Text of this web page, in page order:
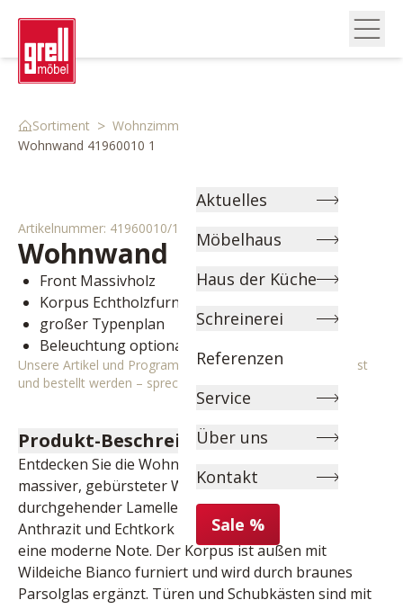
Aktuelles
Möbelhaus
Haus der Küche
Schreinerei
Referenzen
Service
Über uns
Kontakt
Sale %
Sortiment > Wohnzimmer
Wohnwand 41960010 1
Artikelnummer: 41960010/1
Wohnwand Donna
Front Massivholz
Korpus Echtholzfurnier
großer Typenplan
Beleuchtung optional
Unsere Artikel und Programme können individuell angepasst
und bestellt werden – sprechen Sie uns gerne an!
Produkt-Beschreibung
Entdecken Sie die Wohnwand mit Fronten aus
massiver, gebürsteter Wildeiche Bianco und
durchgehender Lamelle. Die stilvolle Absetzung in
Anthrazit und Echtkork verleiht Ihrem Wohnraum
eine moderne Note. Der Korpus ist außen mit
Wildeiche Bianco furniert und wird durch braunes
Parsolglas ergänzt. Türen und Schubkästen sind mit